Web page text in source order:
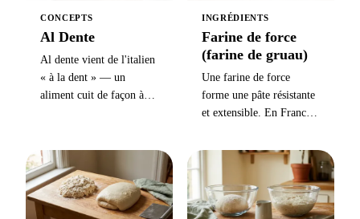
CONCEPTS
Al Dente
Al dente vient de l'italien
« à la dent » — un
aliment cuit de façon à
appliqué le plus souvent
aux pâtes, avec un fin
cœur blanc d'amidon
encore visible au centre.
INGRÉDIENTS
Farine de force
(farine de gruau)
Une farine de force
forme une pâte résistante
et extensible. En France,
tandis que le type T45,
T55 ou T65 renseigne sur
les cendres.